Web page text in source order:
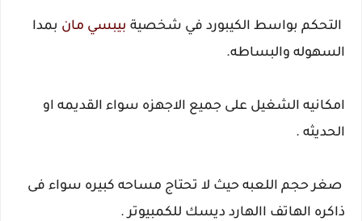
التحكم بواسط الكيبورد في شخصية بيبسي مان بمدا
السهوله والبساطه.
امكانيه الشغيل على جميع الاجهزه سواء القديمه او
الحديثه .
صغر حجم اللعبه حيث لا تحتاج مساحه كبيره سواء فى
ذاكره الهاتف االهارد ديسك للكمبيوتر .